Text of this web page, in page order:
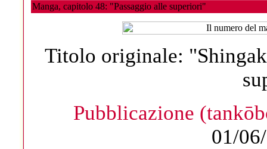
Manga, capitolo 48: "Passaggio alle superiori"
Titolo originale:
Pubblicazione
01/